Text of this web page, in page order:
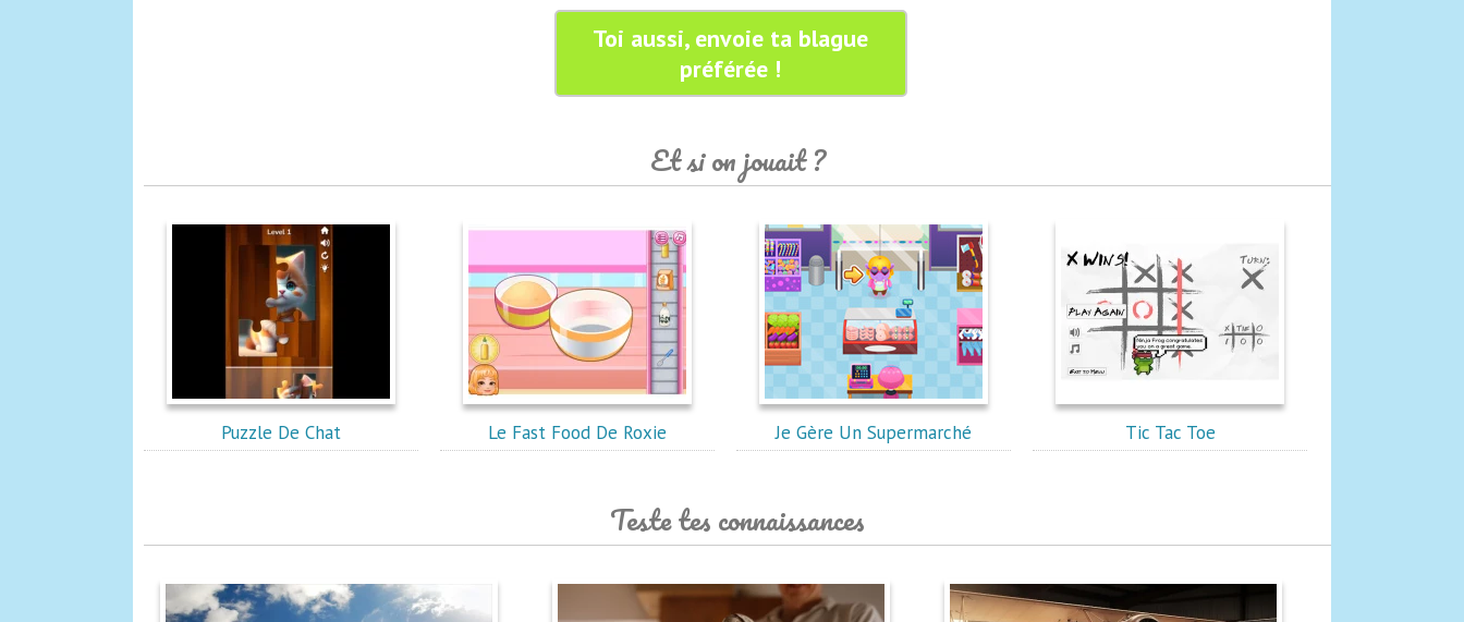
Toi aussi, envoie ta blague
préférée !
Et si on jouait ?
Puzzle De Chat Le Fast Food De Roxie Je Gère Un Supermarché Tic Tac Toe
Teste tes connaissances